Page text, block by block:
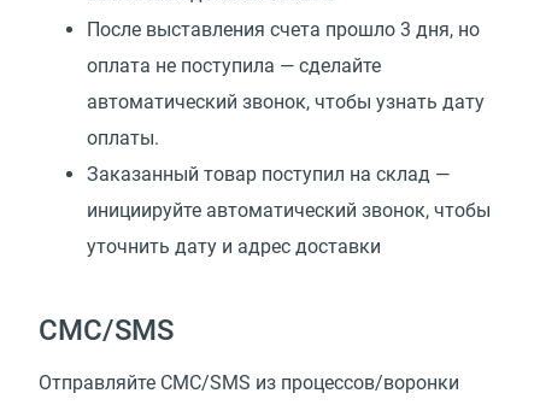
После выставления счета прошло 3 дня, но
оплата не поступила — сделайте
автоматический звонок, чтобы узнать дату
оплаты.
Заказанный товар поступил на склад —
инициируйте автоматический звонок, чтобы
уточнить дату и адрес доставки
СМС/SMS
Отправляйте СМС/SMS из процессов/воронки